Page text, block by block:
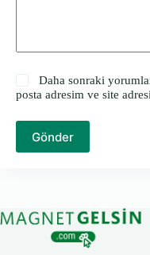
Daha sonraki
posta adresim ve site
Gönder